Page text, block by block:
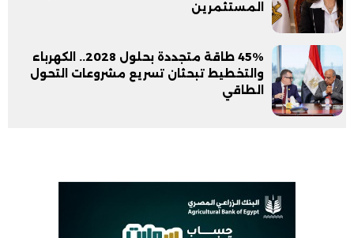
المستثمرين
45% طاقة متجددة بحلول 2028.. الكهرباء
والتخطيط تبحثان تسريع مشروعات التحول
الطاقي